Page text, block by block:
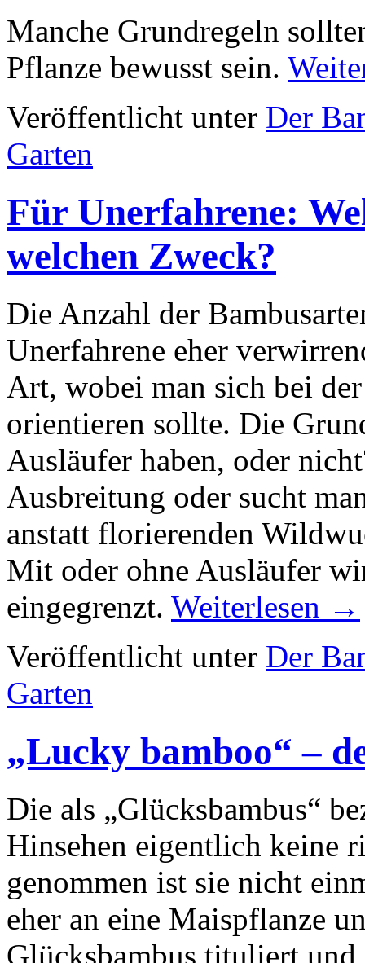
Manche Grundregeln
Pflanze bewusst sein.
Veröffentlicht unter Der
Garten
Für Unerfahrene:
welchen Zweck?
Die Anzahl der
Unerfahrene eher
Art, wobei man sich bei
orientieren sollte. Die
Ausläufer haben, oder
Ausbreitung oder sucht
anstatt florierenden
Mit oder ohne Ausläufer
eingegrenzt. Weiterlesen →
Veröffentlicht unter Der
Garten
„Lucky bamboo“ –
Die als „Glücksbambus“
Hinsehen eigentlich keine
genommen ist sie nicht
eher an eine Maispflanze
Glücksbambus tituliert und